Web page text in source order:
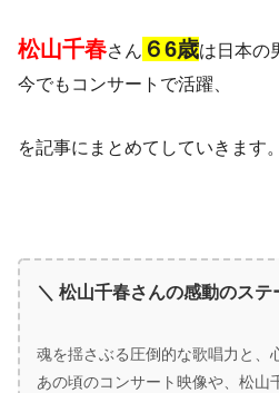
松山千春さん ６6歳は日本の
今でもコンサートで活躍、
を記事にまとめてしていきます。
＼ 松山千春さんの感動のステ
魂を揺さぶる圧倒的な歌唱力と、
あの頃のコンサート映像や、松山